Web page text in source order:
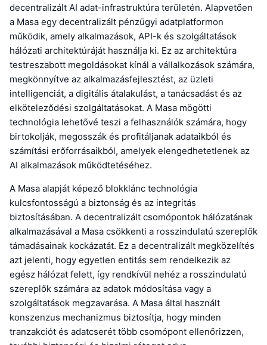
decentralizált AI adat-infrastruktúra területén. Alapvetően
a Masa egy decentralizált pénzügyi adatplatformon
működik, amely alkalmazások, API-k és szolgáltatások
hálózati architektúráját használja ki. Ez az architektúra
testreszabott megoldásokat kínál a vállalkozások számára,
megkönnyítve az alkalmazásfejlesztést, az üzleti
intelligenciát, a digitális átalakulást, a tanácsadást és az
elköteleződési szolgáltatásokat. A Masa mögötti
technológia lehetővé teszi a felhasználók számára, hogy
birtokolják, megosszák és profitáljanak adataikból és
számítási erőforrásaikból, amelyek elengedhetetlenek az
AI alkalmazások működtetéséhez.
A Masa alapját képező blokklánc technológia
kulcsfontosságú a biztonság és az integritás
biztosításában. A decentralizált csomópontok hálózatának
alkalmazásával a Masa csökkenti a rosszindulatú szereplők
támadásainak kockázatát. Ez a decentralizált megközelítés
azt jelenti, hogy egyetlen entitás sem rendelkezik az
egész hálózat felett, így rendkívül nehéz a rosszindulatú
szereplők számára az adatok módosítása vagy a
szolgáltatások megzavarása. A Masa által használt
konszenzus mechanizmus biztosítja, hogy minden
tranzakciót és adatcserét több csomópont ellenőrizzen,